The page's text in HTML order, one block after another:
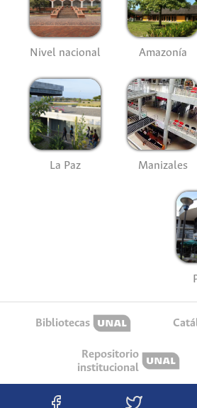
Nivel nacional Amazonía
La Paz Manizales
Bibliotecas
Repositorio
institucional